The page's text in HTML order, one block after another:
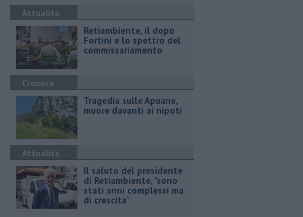
Attualità
Retiambiente, il dopo
Fortini e lo spettro del
commissariamento
Cronaca
Tragedia sulle Apuane,
muore davanti ai nipoti
Attualità
Il saluto del presidente
di Retiambiente, "sono
stati anni complessi ma
di crescita"